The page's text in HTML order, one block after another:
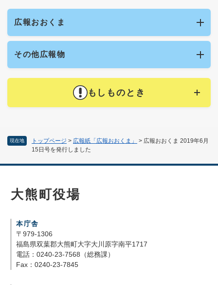
現在地 トップページ > 広報紙「広報おおくま」 > 広報おおくま 2019年6月
15日号を発行しました
広報おおくま
その他広報物
もしものとき
大熊町役場
本庁舎
〒979-1306
福島県双葉郡大熊町大字大川原字南平1717
電話：0240-23-7568（総務課）
Fax：0240-23-7845